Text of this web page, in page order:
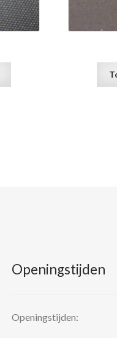
Openingstijden
Openingstijden: